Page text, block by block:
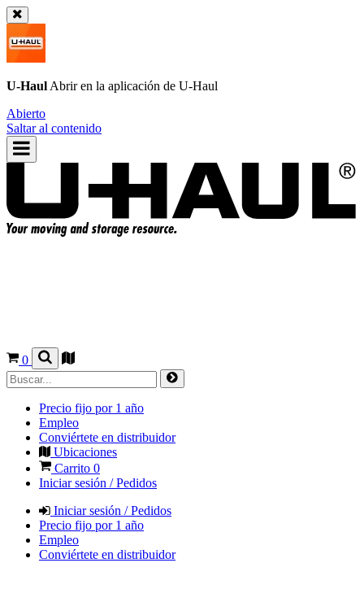
U-Haul Abrir en la aplicación de U-Haul
Abierto
Saltar al contenido
0
Precio fijo por 1 año
Empleo
Conviértete en distribuidor
Ubicaciones
Carrito 0
Iniciar sesión / Pedidos
Iniciar sesión / Pedidos
Precio fijo por 1 año
Empleo
Conviértete en distribuidor